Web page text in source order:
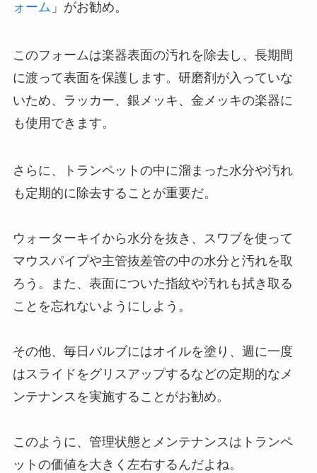
ォーム 」がお勧め。
このフォームは楽器表面の汚れを除去し、長期間
に渡って表面を保護します。研磨剤が入っていな
いため、ラッカー、銀メッキ、金メッキの楽器に
も使用できます。
さらに、トランペットの中に溜まった水分や汚れ
も定期的に除去することが重要だ。
ウォーターキイから水分を抜き、スワブを使って
マウスパイプや主管抜差管の中の水分と汚れを取
ろう。また、表面についた指紋や汚れも拭き取る
ことを忘れないようにしよう。
その他、毎日バルブにはオイルを塗り、週に一度
はスライドをグリスアップするなどの定期的なメ
ンテナンスを実施することがお勧め。
このように、管理状態とメンテナンスはトランペ
ットの価値を大きく左右するんだよね。